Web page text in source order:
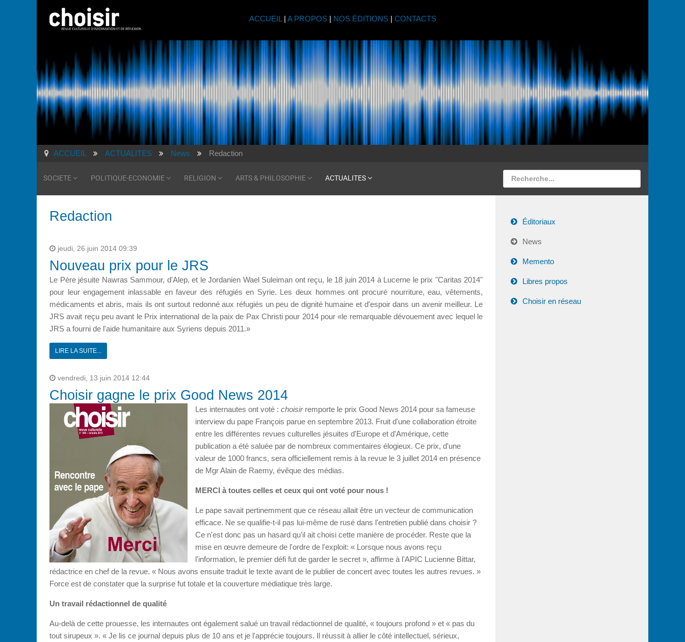
ACCUEIL | A PROPOS| NOS ÉDITIONS| CONTACTS
ACCUEIL ACTUALITES News Redaction
SOCIETE POLITIQUE-ECONOMIE RELIGION ARTS & PHILOSOPHIE ACTUALITES
Redaction
jeudi, 26 juin 2014 09:39
Nouveau prix pour le JRS
Le Père jésuite Nawras Sammour, d'Alep, et le Jordanien Wael Suleiman ont reçu, le 18 juin 2014 à Lucerne le prix "Caritas 2014"
pour leur engagement inlassable en faveur des réfugiés en Syrie. Les deux hommes ont procuré nourriture, eau, vêtements,
médicaments et abris, mais ils ont surtout redonné aux réfugiés un peu de dignité humaine et d'espoir dans un avenir meilleur. Le
JRS avait reçu peu avant le Prix international de la paix de Pax Christi pour 2014 pour «le remarquable dévouement avec lequel le
JRS a fourni de l'aide humanitaire aux Syriens depuis 2011.»
LIRE LA SUITE...
vendredi, 13 juin 2014 12:44
Choisir gagne le prix Good News 2014
Les internautes ont voté : choisirremporte le prix Good News 2014 pour sa fameuse
interview du pape François parue en septembre 2013. Fruit d'une collaboration étroite
entre les différentes revues culturelles jésuites d'Europe et d'Amérique, cette
publication a été saluée par de nombreux commentaires élogieux. Ce prix, d'une
valeur de 1000 francs, sera officiellement remis à la revue le 3 juillet 2014 en présence
de Mgr Alain de Raemy, évêque des médias.
MERCI à toutes celles et ceux qui ont voté pour nous !
Le pape savait pertinemment que ce réseau allait être un vecteur de communication
efficace. Ne se qualifie-t-il pas lui-même de rusé dans l'entretien publié dans choisir ?
Ce n'est donc pas un hasard qu'il ait choisi cette manière de procéder. Reste que la
mise en œuvre demeure de l'ordre de l'exploit: « Lorsque nous avons reçu
l'information, le premier défi fut de garder le secret », affirme à l'APIC Lucienne Bittar,
rédactrice en chef de la revue. « Nous avons ensuite traduit le texte avant de le publier de concert avec toutes les autres revues. »
Force est de constater que la surprise fut totale et la couverture médiatique très large.
Un travail rédactionnel de qualité
Au-delà de cette prouesse, les internautes ont également salué un travail rédactionnel de qualité, « toujours profond » et « pas du
tout sirupeux ». « Je lis ce journal depuis plus de 10 ans et je l'apprécie toujours. Il réussit à allier le côté intellectuel, sérieux,
Éditoriaux
News
Memento
Libres propos
Choisir en réseau